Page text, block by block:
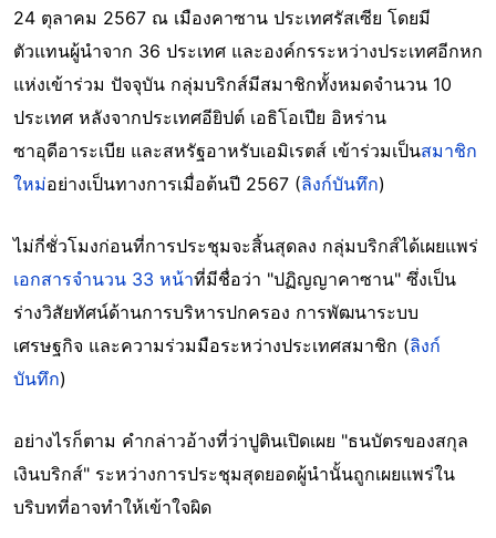
24 ตุลาคม 2567 ณ เมืองคาซาน ประเทศรัสเซีย โดยมี
ตัวแทนผู้นำจาก 36 ประเทศ และองค์กรระหว่างประเทศอีกหก
แห่งเข้าร่วม ปัจจุบัน กลุ่มบริกส์มีสมาชิกทั้งหมดจำนวน 10
ประเทศ หลังจากประเทศอียิปต์ เอธิโอเปีย อิหร่าน
ซาอุดีอาระเบีย และสหรัฐอาหรับเอมิเรตส์ เข้าร่วมเป็นสมาชิก
ใหม่อย่างเป็นทางการเมื่อต้นปี 2567 (ลิงก์บันทึก)
ไม่กี่ชั่วโมงก่อนที่การประชุมจะสิ้นสุดลง กลุ่มบริกส์ได้เผยแพร่
เอกสารจำนวน 33 หน้าที่มีชื่อว่า "ปฏิญญาคาซาน" ซึ่งเป็น
ร่างวิสัยทัศน์ด้านการบริหารปกครอง การพัฒนาระบบ
เศรษฐกิจ และความร่วมมือระหว่างประเทศสมาชิก (ลิงก์
บันทึก)
อย่างไรก็ตาม คำกล่าวอ้างที่ว่าปูตินเปิดเผย "ธนบัตรของสกุล
เงินบริกส์" ระหว่างการประชุมสุดยอดผู้นำนั้นถูกเผยแพร่ใน
บริบทที่อาจทำให้เข้าใจผิด